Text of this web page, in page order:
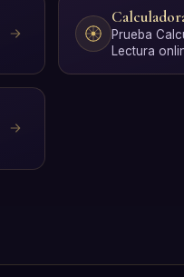
Prueba
Lectura